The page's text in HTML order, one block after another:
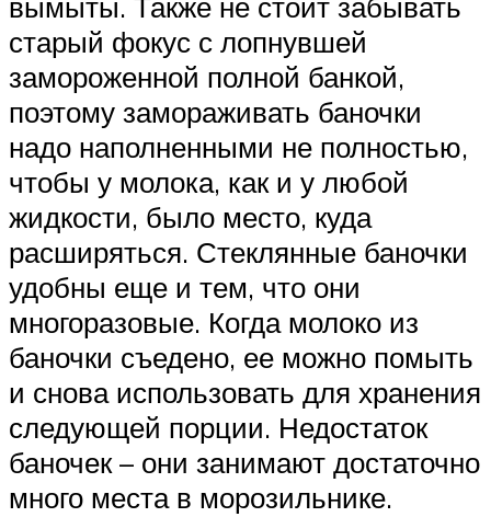
старый фокус с лопнувшей
замороженной полной банкой,
поэтому замораживать баночки
надо наполненными не полностью,
чтобы у молока, как и у любой
жидкости, было место, куда
расширяться. Стеклянные баночки
удобны еще и тем, что они
многоразовые. Когда молоко из
баночки съедено, ее можно помыть
и снова использовать для хранения
следующей порции. Недостаток
баночек – они занимают достаточно
много места в морозильнике.